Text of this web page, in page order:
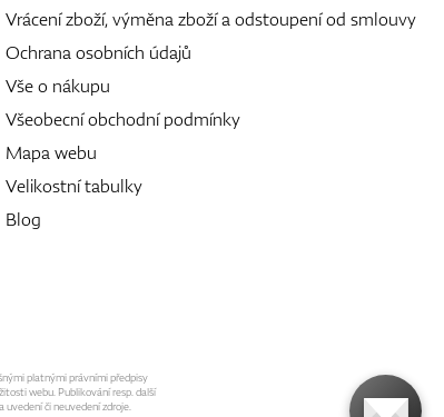
Vrácení zboží, výměna zboží a odstoupení od smlouvy
Ochrana osobních údajů
Vše o nákupu
Všeobecní obchodní podmínky
Mapa webu
Velikostní tabulky
Blog
platnými právními předpisy
webu. Publikování resp. další
uvedení či neuvedení zdroje.